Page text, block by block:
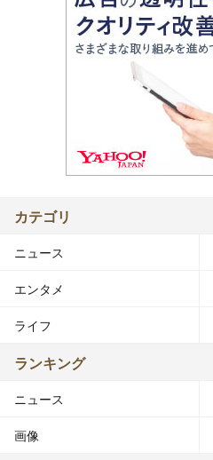
カテゴリ
ニュース
エンタメ
ライフ
ランキング
ニュース
画像